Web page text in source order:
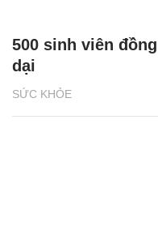
SỨC KHỎE
500 sinh viên
dại